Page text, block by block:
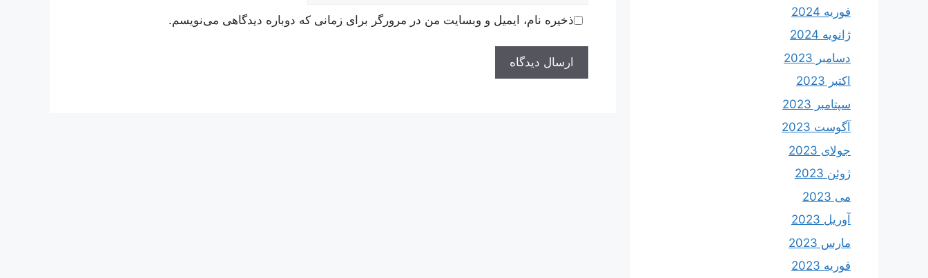
ذخیره نام، ایمیل و وبسایت من در مرورگر برای زمانی که دوباره دیدگاهی می‌نویسم.
فوریه 2024
ژانویه 2024
دسامبر 2023
اکتبر 2023
سپتامبر 2023
آگوست 2023
جولای 2023
ژوئن 2023
می 2023
آوریل 2023
مارس 2023
فوریه 2023